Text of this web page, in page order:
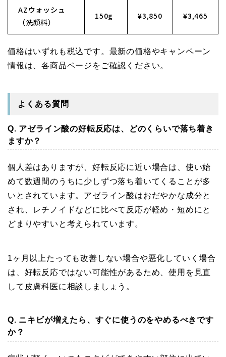
AZウォッシュ
（洗顔料）
150g ¥3,850 ¥3,465
価格はいずれも税込です。最新の価格やキャンペーン
情報は、各商品ページをご確認ください。
よくある質問
Q. アゼライン酸の好転反応は、どのくらいで落ち着き
ますか？
個人差はありますが、好転反応に近い場合は、使い始
めて数週間のうちに少しずつ落ち着いてくることが多
いとされています。アゼライン酸はおだやかな成分と
され、レチノイドなどに比べて反応が軽め・短めにと
どまりやすいと考えられています。
1ヶ月以上たっても改善しない場合や悪化していく場合
は、好転反応ではない可能性があるため、使用を見直
して皮膚科医に相談しましょう。
Q. ニキビが増えたら、すぐに使うのをやめるべきです
か？